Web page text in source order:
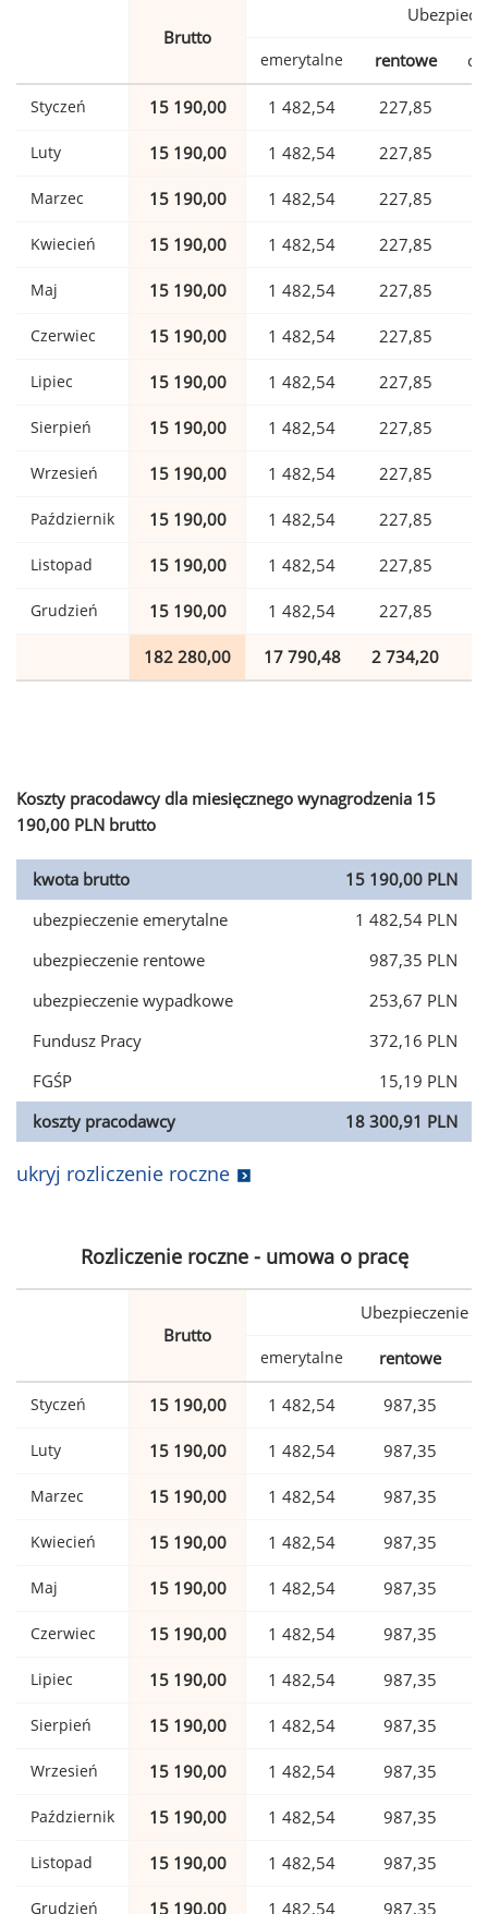
Brutto
emerytalne rentowe
Styczeń 15 190,00 1 482,54 227,85
Luty 15 190,00 1 482,54 227,85
Marzec 15 190,00 1 482,54 227,85
Kwiecień 15 190,00 1 482,54 227,85
Maj 15 190,00 1 482,54 227,85
Czerwiec 15 190,00 1 482,54 227,85
Lipiec 15 190,00 1 482,54 227,85
Sierpień 15 190,00 1 482,54 227,85
Wrzesień 15 190,00 1 482,54 227,85
Październik 15 190,00 1 482,54 227,85
Listopad 15 190,00 1 482,54 227,85
Grudzień 15 190,00 1 482,54 227,85
182 280,00 17 790,48 2 734,20
Koszty pracodawcy dla miesięcznego wynagrodzenia 15
190,00 PLN brutto
kwota brutto
15 190,00 PLN
ubezpieczenie emerytalne
1 482,54 PLN
ubezpieczenie rentowe
987,35 PLN
ubezpieczenie wypadkowe
253,67 PLN
Fundusz Pracy
372,16 PLN
FGŚP
15,19 PLN
koszty pracodawcy
18 300,91 PLN
ukryj rozliczenie roczne
Rozliczenie roczne - umowa o pracę
Brutto
Ubezpieczenie
emerytalne rentowe
Styczeń 15 190,00 1 482,54 987,35
Luty 15 190,00 1 482,54 987,35
Marzec 15 190,00 1 482,54 987,35
Kwiecień 15 190,00 1 482,54 987,35
Maj 15 190,00 1 482,54 987,35
Czerwiec 15 190,00 1 482,54 987,35
Lipiec 15 190,00 1 482,54 987,35
Sierpień 15 190,00 1 482,54 987,35
Wrzesień 15 190,00 1 482,54 987,35
Październik 15 190,00 1 482,54 987,35
Listopad 15 190,00 1 482,54 987,35
Grudzień 15 190,00 1 482,54 987,35